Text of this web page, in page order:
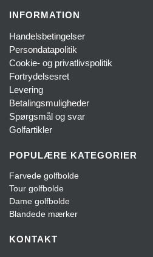
INFORMATION
Handelsbetingelser
Persondatapolitik
Cookie- og privatlivspolitik
Fortrydelsesret
Levering
Betalingsmuligheder
Spørgsmål og svar
Golfartikler
POPULÆRE KATEGORIER
Farvede golfbolde
Tour golfbolde
Dame golfbolde
Blandede mærker
KONTAKT